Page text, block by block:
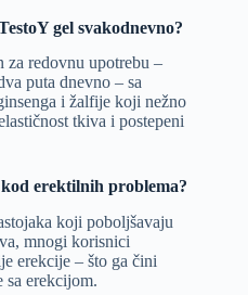
gel svakodnevno?
redovnu upotrebu –
puta dnevno – sa
i žalfije koji nežno
tkiva i postepeni
erektilnih problema?
koji poboljšavaju
mnogi korisnici
erekcije – što ga čini
sa erekcijom.